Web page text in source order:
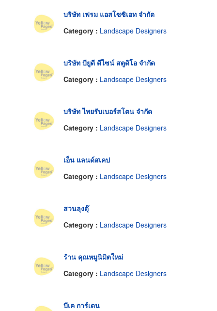
บริษัท เฟรม แอสโซซิเอท จำกัด
Category : Landscape Designers
บริษัท บียูดี ดีไซน์ สตูดิโอ จำกัด
Category : Landscape Designers
บริษัท ไทยรับเบอร์สโตน จำกัด
Category : Landscape Designers
เอ็น แลนด์สเคป
Category : Landscape Designers
สวนลุงตุ๊
Category : Landscape Designers
ร้าน คุณหมูนิมิตใหม่
Category : Landscape Designers
บีเค การ์เดน